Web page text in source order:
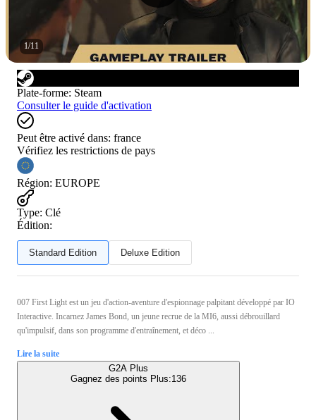
1/11
Plate-forme: Steam
Consulter le guide d'activation
Peut être activé dans: france
Vérifiez les restrictions de pays
Région: EUROPE
Type: Clé
Édition:
Standard Edition Deluxe Edition
007 First Light est un jeu d'action-aventure d'espionnage palpitant développé par IO
Interactive. Incarnez James Bond, un jeune recrue de la MI6, aussi débrouillard
qu'impulsif, dans son programme d'entraînement, et déco ...
Lire la suite
G2A Plus
Gagnez des points Plus:136